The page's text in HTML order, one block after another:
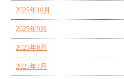
2025年10月
2025年9月
2025年8月
2025年7月